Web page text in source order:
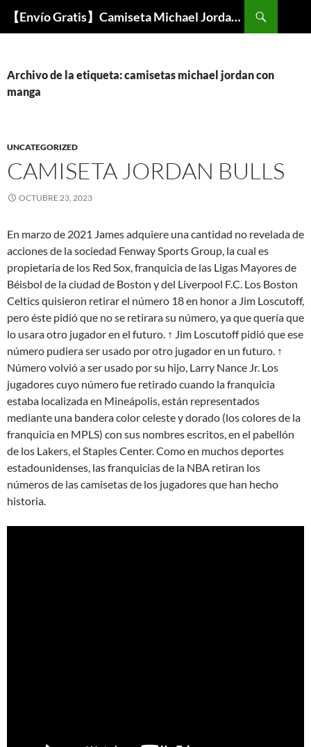
【Envío Gratis】Camiseta Michael Jordan NBA Barata
Buscar
Archivo de la etiqueta: camisetas michael jordan con
manga
UNCATEGORIZED
CAMISETA JORDAN BULLS
OCTUBRE 23, 2023
En marzo de 2021 James adquiere una cantidad no revelada de
acciones de la sociedad Fenway Sports Group, la cual es
propietaria de los Red Sox, franquicia de las Ligas Mayores de
Béisbol de la ciudad de Boston y del Liverpool F.C. Los Boston
Celtics quisieron retirar el número 18 en honor a Jim Loscutoff,
pero éste pidió que no se retirara su número, ya que quería que
lo usara otro jugador en el futuro. ↑ Jim Loscutoff pidió que ese
número pudiera ser usado por otro jugador en un futuro. ↑
Número volvió a ser usado por su hijo, Larry Nance Jr. Los
jugadores cuyo número fue retirado cuando la franquicia
estaba localizada en Mineápolis, están representados
mediante una bandera color celeste y dorado (los colores de la
franquicia en MPLS) con sus nombres escritos, en el pabellón
de los Lakers, el Staples Center. Como en muchos deportes
estadounidenses, las franquicias de la NBA retiran los
números de las camisetas de los jugadores que han hecho
historia.